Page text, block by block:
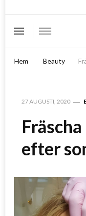
Hem Beauty
27 AUGUSTI, 2020
efter